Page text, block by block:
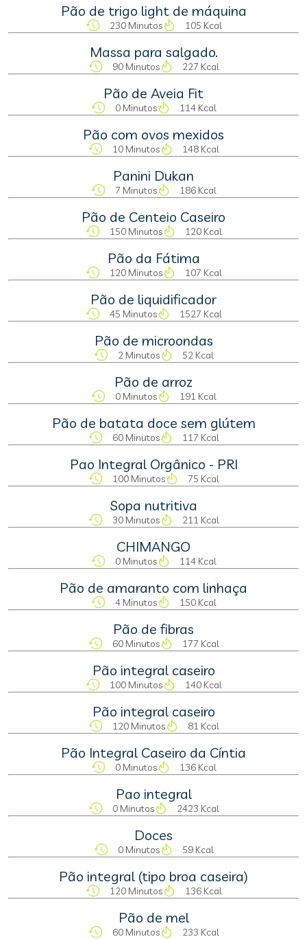
Pão de trigo light de máquina
230 Minutos 105 Kcal
Massa para salgado.
90 Minutos 227 Kcal
Pão de Aveia Fit
0 Minutos 114 Kcal
Pão com ovos mexidos
10 Minutos 148 Kcal
Panini Dukan
7 Minutos 186 Kcal
Pão de Centeio Caseiro
150 Minutos 120 Kcal
Pão da Fátima
120 Minutos 107 Kcal
Pão de liquidificador
45 Minutos 1527 Kcal
Pão de microondas
2 Minutos 52 Kcal
Pão de arroz
0 Minutos 191 Kcal
Pão de batata doce sem glútem
60 Minutos 117 Kcal
Pao Integral Orgânico - PRI
100 Minutos 75 Kcal
Sopa nutritiva
30 Minutos 211 Kcal
CHIMANGO
0 Minutos 114 Kcal
Pão de amaranto com linhaça
4 Minutos 150 Kcal
Pão de fibras
60 Minutos 177 Kcal
Pão integral caseiro
100 Minutos 140 Kcal
Pão integral caseiro
120 Minutos 81 Kcal
Pão Integral Caseiro da Cíntia
0 Minutos 136 Kcal
Pao integral
0 Minutos 2423 Kcal
Doces
0 Minutos 59 Kcal
Pão integral (tipo broa caseira)
120 Minutos 136 Kcal
Pão de mel
60 Minutos 233 Kcal